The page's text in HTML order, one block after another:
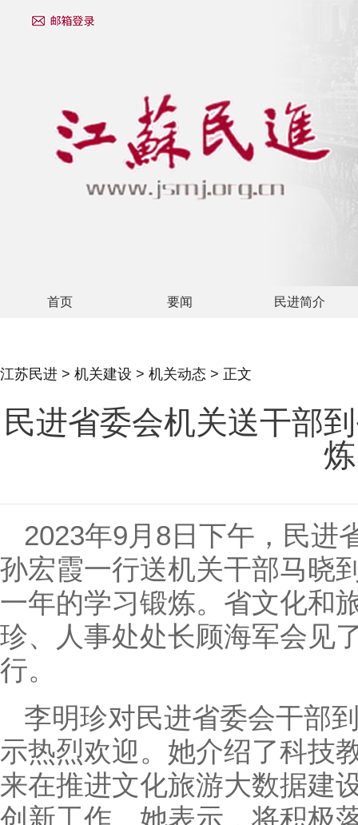
首页 要闻 民进简介
江苏民进 > 机关建设 > 机关动态 > 正文
民进省委会机关送干部
炼
2023年9月8日下午，民进
孙宏霞一行送机关干部马晓
一年的学习锻炼。省文化和
珍、人事处处长顾海军会见
行。
李明珍对民进省委会干部
示热烈欢迎。她介绍了科技
来在推进文化旅游大数据建
创新工作。她表示，将积极